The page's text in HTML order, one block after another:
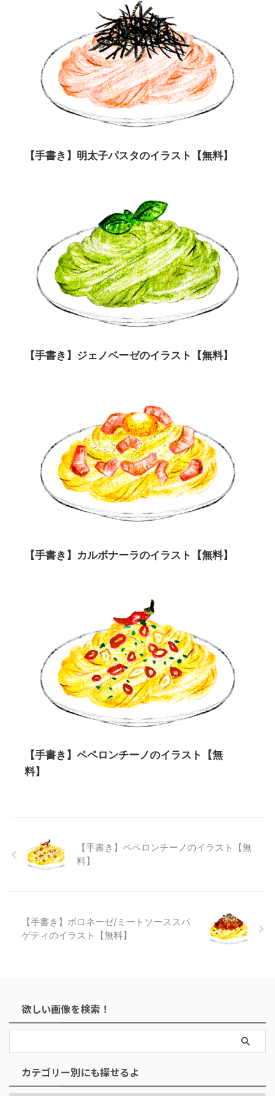
【手書き】明太子パスタのイラスト【無料】
【手書き】ジェノベーゼのイラスト【無料】
【手書き】カルボナーラのイラスト【無料】
【手書き】ペペロンチーノのイラスト【無
料】
【手書き】ペペロンチーノのイラスト【無
料】
【手書き】ボロネーゼ/ミートソーススパ
ゲティのイラスト【無料】
欲しい画像を検索！
カテゴリー別にも探せるよ